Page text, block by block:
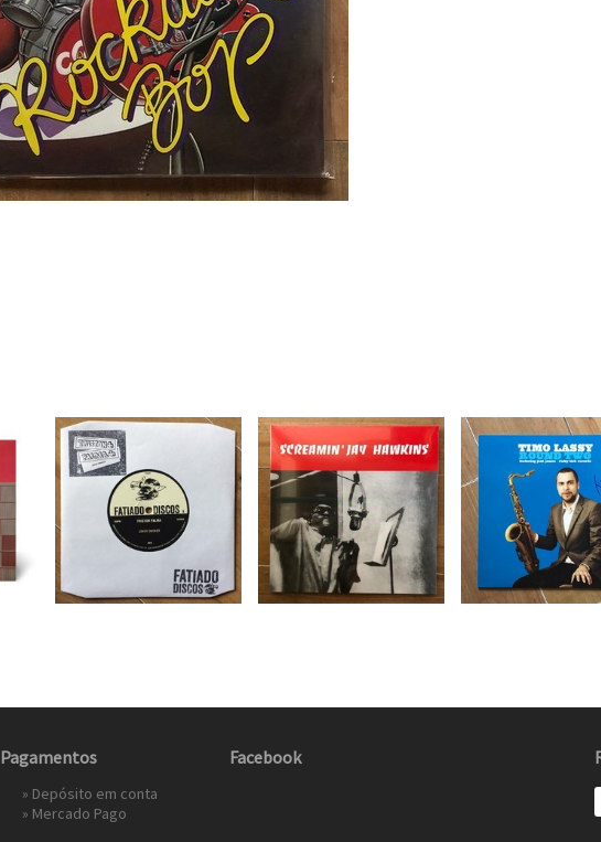
Pagamentos
» Depósito em conta
» Mercado Pago
Facebook